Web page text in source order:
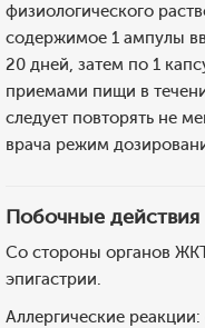
физиологического
содержимое 1 ампулы
20 дней, затем по 1
приемами пищи в
следует повторять не
врача режим
Побочные действия
Со стороны органов
эпигастрии.
Аллергические реакции: